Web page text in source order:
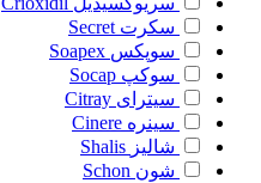
سکرت Secret
سوپکس Soapex
سوکپ Socap
سیترای Citray
سینره Cinere
شالیز Shalis
شون Schon